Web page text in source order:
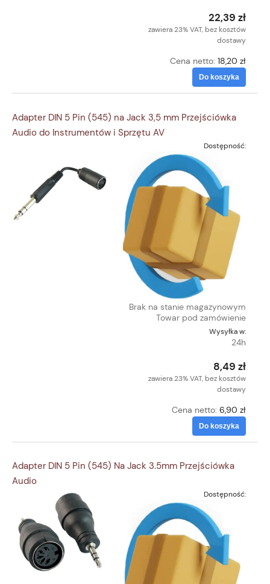
22,39 zł
zawiera 23% VAT, bez kosztów
dostawy
Cena netto: 18,20 zł
Do koszyka
Adapter DIN 5 Pin (545) na Jack 3,5 mm Przejściówka
Audio do Instrumentów i Sprzętu AV
Dostępność:
Brak na stanie magazynowym
Towar pod zamówienie
Wysyłka w:
24h
8,49 zł
zawiera 23% VAT, bez kosztów
dostawy
Cena netto: 6,90 zł
Do koszyka
Adapter DIN 5 Pin (545) Na Jack 3.5mm Przejściówka
Audio
Dostępność: